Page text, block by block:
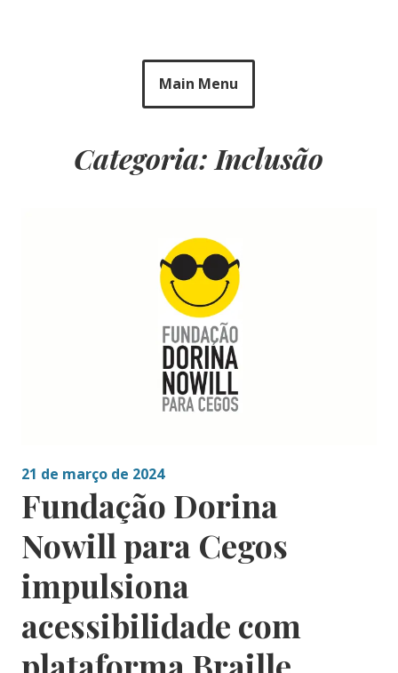
Main Menu
Categoria: Inclusão
21 de março de 2024
Fundação Dorina
Nowill para Cegos
impulsiona
acessibilidade com